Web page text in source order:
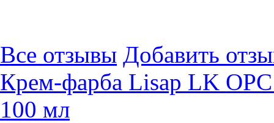
Все отзывы Добавить
Крем-фарба Lisap LK OPC
100 мл